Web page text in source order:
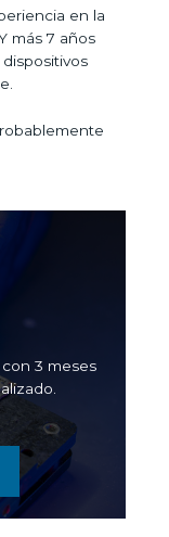
en la
más 7 años
3 meses